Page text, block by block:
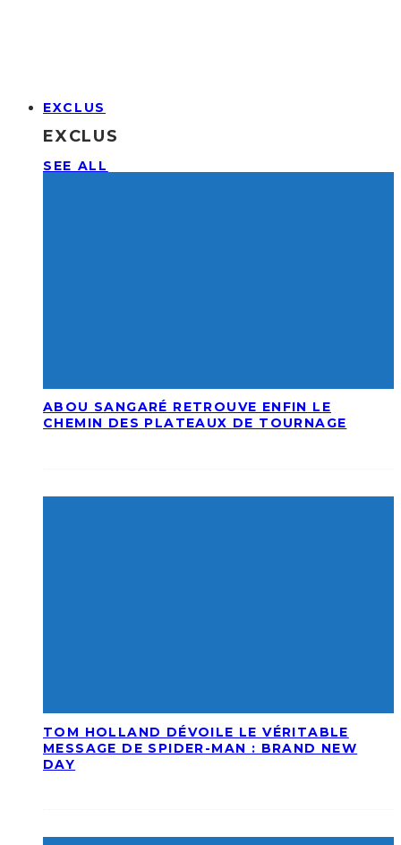
EXCLUS
EXCLUS
SEE ALL
ABOU SANGARÉ RETROUVE ENFIN LE
CHEMIN DES PLATEAUX DE TOURNAGE
TOM HOLLAND DÉVOILE LE VÉRITABLE
MESSAGE DE SPIDER-MAN : BRAND NEW
DAY